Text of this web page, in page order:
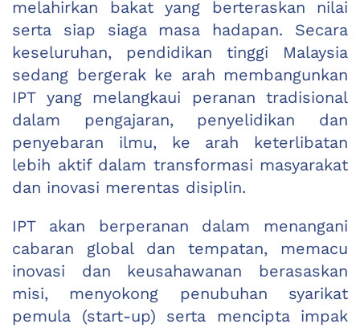
melahirkan bakat yang berteraskan nilai
serta siap siaga masa hadapan. Secara
keseluruhan, pendidikan tinggi Malaysia
sedang bergerak ke arah membangunkan
IPT yang melangkaui peranan tradisional
dalam pengajaran, penyelidikan dan
penyebaran ilmu, ke arah keterlibatan
lebih aktif dalam transformasi masyarakat
dan inovasi merentas disiplin.
IPT akan berperanan dalam menangani
cabaran global dan tempatan, memacu
inovasi dan keusahawanan berasaskan
misi, menyokong penubuhan syarikat
pemula (start-up) serta mencipta impak